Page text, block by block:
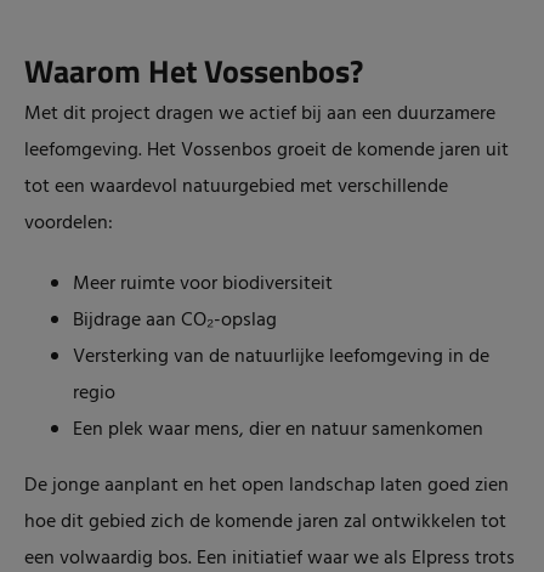
Waarom Het Vossenbos?
Met dit project dragen we actief bij aan een duurzamere
leefomgeving. Het Vossenbos groeit de komende jaren uit
tot een waardevol natuurgebied met verschillende
voordelen:
Meer ruimte voor biodiversiteit
Bijdrage aan CO₂-opslag
Versterking van de natuurlijke leefomgeving in de
regio
Een plek waar mens, dier en natuur samenkomen
De jonge aanplant en het open landschap laten goed zien
hoe dit gebied zich de komende jaren zal ontwikkelen tot
een volwaardig bos. Een initiatief waar we als Elpress trots